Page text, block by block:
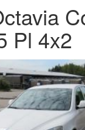
Pl 4x2